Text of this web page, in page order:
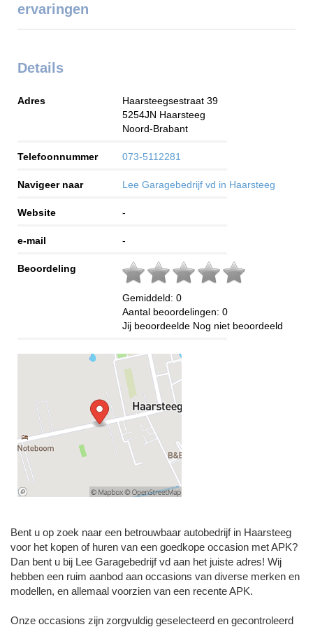
ervaringen
Details
Adres
Haarsteegsestraat 39
5254JN Haarsteeg
Noord-Brabant
Telefoonnummer 073-5112281
Navigeer naar Lee Garagebedrijf vd in Haarsteeg
Website -
e-mail -
Beoordeling
Gemiddeld: 0
Aantal beoordelingen: 0
Jij beoordeelde Nog niet beoordeeld
Bent u op zoek naar een betrouwbaar autobedrijf in Haarsteeg
voor het kopen of huren van een goedkope occasion met APK?
Dan bent u bij Lee Garagebedrijf vd aan het juiste adres! Wij
hebben een ruim aanbod aan occasions van diverse merken en
modellen, en allemaal voorzien van een recente APK.
Onze occasions zijn zorgvuldig geselecteerd en gecontroleerd